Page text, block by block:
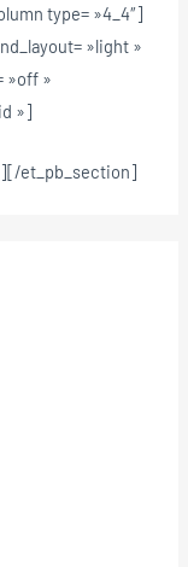
type= »4_4″]
»light »
»off »
»]
et_pb_section]